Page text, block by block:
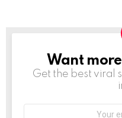
NEWSLETTER
Want
Get the best viral